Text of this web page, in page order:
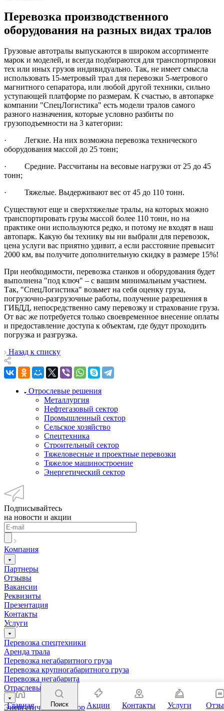
Перевозка производственного
оборудования на разных видах тралов
Грузовые автотралы выпускаются в широком ассортименте
марок и моделей, и всегда подбираются для транспортировки
тех или иных грузов индивидуально. Так, не имеет смысла
использовать 15-метровый трал для перевозки 5-метрового
магнитного сепаратора, или любой другой техники, сильно
уступающей платформе по размерам. К счастью, в автопарке
компании "СпецЛогистика" есть модели тралов самого
разного назначения, которые условно разбиты по
грузоподъемности на 3 категории:
· Легкие. На них возможна перевозка технического
оборудования массой до 25 тонн;
· Средние. Рассчитаны на весовые нагрузки от 25 до 45
тонн;
· Тяжелые. Выдерживают вес от 45 до 110 тонн.
Существуют еще и сверхтяжелые тралы, на которых можно
транспортировать грузы массой более 110 тонн, но на
практике они используются редко, и потому не входят в наш
автопарк. Какую бы технику вы ни выбрали для перевозок,
цена услуги вас приятно удивит, а если расстояние превысит
2000 км, вы получите дополнительную скидку в размере 15%!
При необходимости, перевозка станков и оборудования будет
выполнена "под ключ" – с вашим минимальным участием.
Так, "СпецЛогистика" возьмет на себя оценку груза,
погрузочно-разгрузочные работы, получение разрешения в
ГИБДД, непосредственно саму перевозку и страхование груза.
От вас же потребуется только своевременное внесение оплаты
и предоставление доступа к объектам, где будут проходить
погрузка и разгрузка.
Назад к списку
Отрослевые решения
Металлургия
Нефтегазовый сектор
Промышленный сектор
Сельское хозяйство
Спецтехника
Строительный сектор
Тяжеловесные и проектные перевозки
Тяжелое машиностроение
Энергетический сектор
Подписывайтесь
на новости и акции
Компания
Партнеры
Отзывы
Вакансии
Реквизиты
Презентация
Контакты
Услуги
Перевозка спецтехники
Аренда трала
Перевозка негабаритного груза
Перевозка крупногабаритного груза
Перевозка негабарита
Отраслевые решения
Энергетический сектор
Главная Поиск Акции Контакты Услуги